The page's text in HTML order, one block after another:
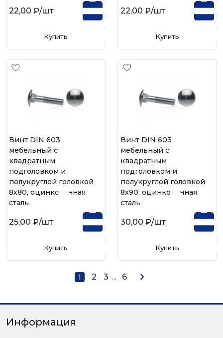
22,00 ₽/шт
Купить
22,00 ₽/шт
Купить
Винт DIN 603
мебельный с
квадратным
подголовком и
полукруглой головкой
8х80, оцинкованная
сталь
25,00 ₽/шт
Купить
Винт DIN 603
мебельный с
квадратным
подголовком и
полукруглой головкой
8х90, оцинкованная
сталь
30,00 ₽/шт
Купить
1 2 3 ... 6
Информация